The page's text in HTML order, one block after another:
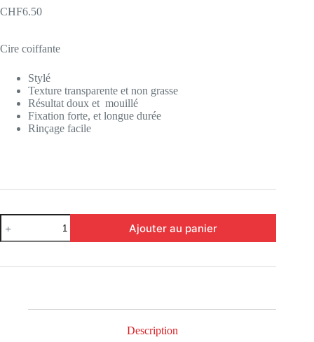
CHF6.50
Cire coiffante
Stylé
Texture transparente et non grasse
Résultat doux et mouillé
Fixation forte, et longue durée
Rinçage facile
Ajouter au panier
Description